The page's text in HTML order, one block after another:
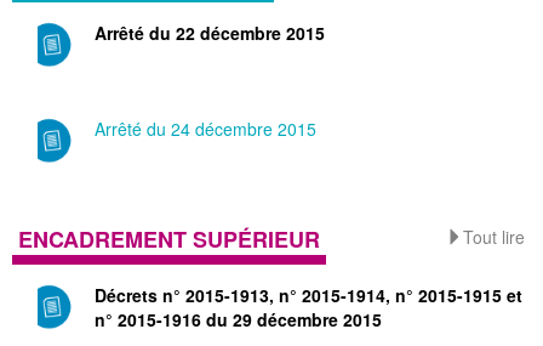
Arrêté du 22 décembre 2015
Arrêté du 24 décembre 2015
Tout lire
ENCADREMENT SUPÉRIEUR
Décrets n° 2015-1913, n° 2015-1914, n° 2015-1915 et
n° 2015-1916 du 29 décembre 2015